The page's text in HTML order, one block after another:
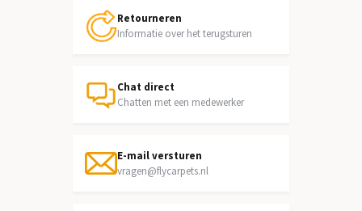
Retourneren
Informatie over het terugsturen
Chat direct
Chatten met een medewerker
E-mail versturen
vragen@flycarpets.nl